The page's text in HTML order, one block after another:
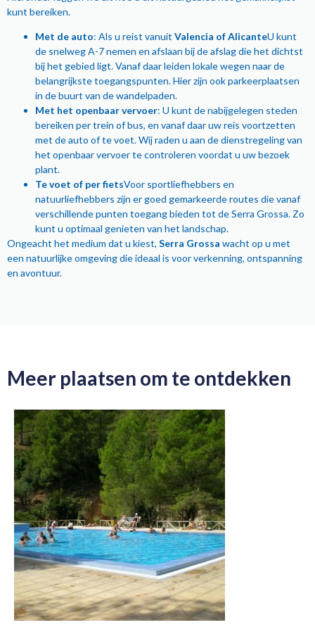
kunt bereiken.
Met de auto: Als u reist vanuit Valencia of AlicanteU kunt
de snelweg A-7 nemen en afslaan bij de afslag die het dichtst
bij het gebied ligt. Vanaf daar leiden lokale wegen naar de
belangrijkste toegangspunten. Hier zijn ook parkeerplaatsen
in de buurt van de wandelpaden.
Met het openbaar vervoer: U kunt de nabijgelegen steden
bereiken per trein of bus, en vanaf daar uw reis voortzetten
met de auto of te voet. Wij raden u aan de dienstregeling van
het openbaar vervoer te controleren voordat u uw bezoek
plant.
Te voet of per fietsVoor sportliefhebbers en
natuurliefhebbers zijn er goed gemarkeerde routes die vanaf
verschillende punten toegang bieden tot de Serra Grossa. Zo
kunt u optimaal genieten van het landschap.
Ongeacht het medium dat u kiest, Serra Grossa wacht op u met
een natuurlijke omgeving die ideaal is voor verkenning, ontspanning
en avontuur.
Meer plaatsen om te ontdekken